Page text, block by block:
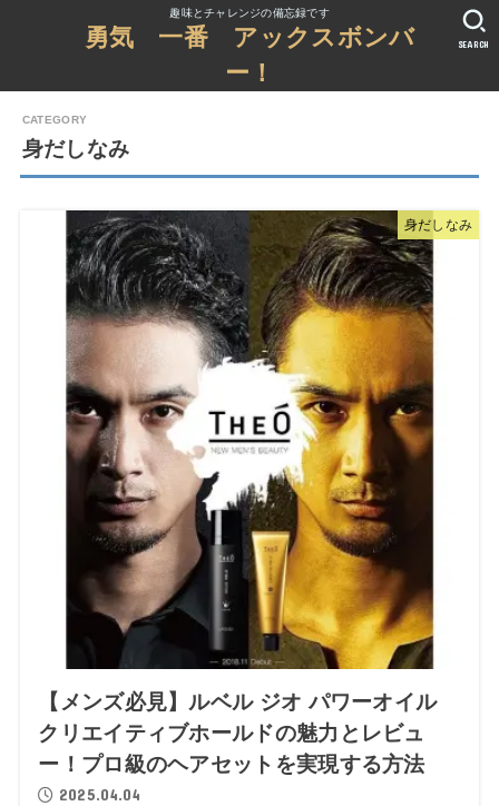
趣味とチャレンジの備忘録です
勇気 一番 アックスボンバ
ー！
SEARCH
身だしなみ
身だしなみ
【メンズ必見】ルベル ジオ パワーオイル
クリエイティブホールドの魅力とレビュ
ー！プロ級のヘアセットを実現する方法
2025.04.04